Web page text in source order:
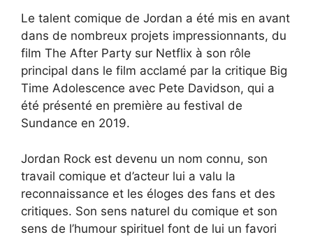
Le talent comique de Jordan a été mis en avant
dans de nombreux projets impressionnants, du
film The After Party sur Netflix à son rôle
principal dans le film acclamé par la critique Big
Time Adolescence avec Pete Davidson, qui a
été présenté en première au festival de
Sundance en 2019.
Jordan Rock est devenu un nom connu, son
travail comique et d’acteur lui a valu la
reconnaissance et les éloges des fans et des
critiques. Son sens naturel du comique et son
sens de l’humour spirituel font de lui un favori